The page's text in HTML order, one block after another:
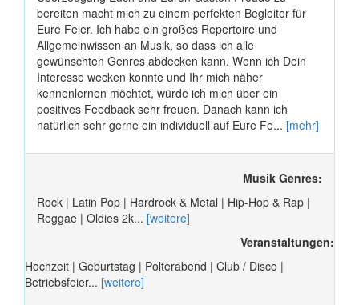
bereiten macht mich zu einem perfekten Begleiter für
Eure Feier. Ich habe ein großes Repertoire und
Allgemeinwissen an Musik, so dass ich alle
gewünschten Genres abdecken kann. Wenn ich Dein
Interesse wecken konnte und Ihr mich näher
kennenlernen möchtet, würde ich mich über ein
positives Feedback sehr freuen. Danach kann ich
natürlich sehr gerne ein individuell auf Eure Fe... [mehr]
Musik Genres:
Rock | Latin Pop | Hardrock & Metal | Hip-Hop & Rap |
Reggae | Oldies 2k... [weitere]
Veranstaltungen:
Hochzeit | Geburtstag | Polterabend | Club / Disco |
Betriebsfeier... [weitere]